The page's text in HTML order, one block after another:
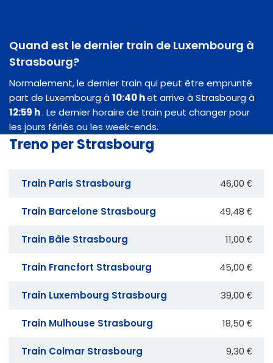
Quand est le dernier train de Luxembourg à
Strasbourg?
Normalement, le dernier train qui peut être emprunté
part de Luxembourg à10:40 het arrive à Strasbourg à
12:59 h. Le dernier horaire de train peut changer pour
les jours fériés ou les week-ends.
Treno per Strasbourg
Train Paris Strasbourg 46,00 €
Train Barcelone Strasbourg 49,48 €
Train Bâle Strasbourg 11,00 €
Train Francfort Strasbourg 45,00 €
Train Luxembourg Strasbourg 39,00 €
Train Mulhouse Strasbourg 18,50 €
Train Colmar Strasbourg 9,30 €